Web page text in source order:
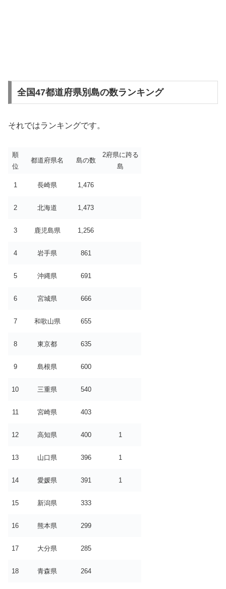
全国47都道府県別島の数ランキング
それではランキングです。
順
位
都道府県名 島の数
2府県に跨る
島
1 長崎県 1,476
2 北海道 1,473
3 鹿児島県 1,256
4 岩手県 861
5 沖縄県 691
6 宮城県 666
7 和歌山県 655
8 東京都 635
9 島根県 600
10 三重県 540
11 宮崎県 403
12 高知県 400 1
13 山口県 396 1
14 愛媛県 391 1
15 新潟県 333
16 熊本県 299
17 大分県 285
18 青森県 264